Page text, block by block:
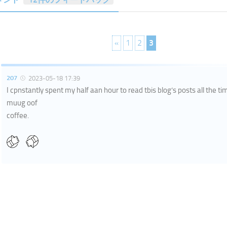
« 1 2 3
207 2023-05-18 17:39
I cpnstantly spent my half aan hour to read tbis blog’s posts all the
muug oof
coffee.